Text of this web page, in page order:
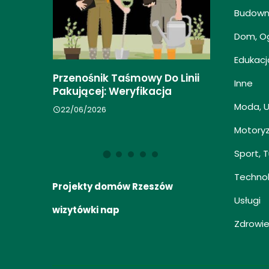
Przenośnik Taśmowy Do Linii
Pakującej: Weryfikacja
22/06/2026 17/04/2026
Projekty domów Rzeszów
wizytówki nap
Dom,
Inne
Moda,
Sport,
Usługi